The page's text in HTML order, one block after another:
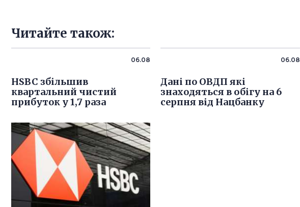
Читайте також:
06.08
HSBC збільшив
квартальний чистий
прибуток у 1,7 раза
06.08
Дані по ОВДП які
знаходяться в обігу на 6
серпня від Нацбанку